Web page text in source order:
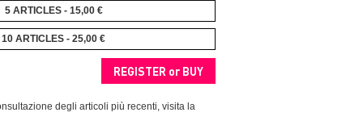
5 ARTICLES - 15,00 €
10 ARTICLES - 25,00 €
degli articoli più recenti, visita la